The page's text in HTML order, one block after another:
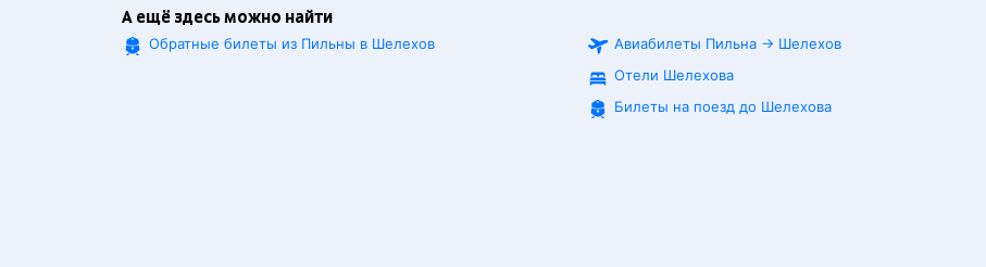
А ещё здесь можно найти
Обратные билеты из Пильны в Шелехов Авиабилеты Пильна→ Шелехов
Отели Шелехова
Билеты на поезд до Шелехова